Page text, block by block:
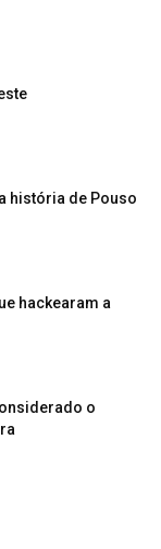
história de Pouso
hackearam a
o